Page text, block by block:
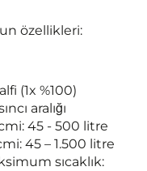
özellikleri:
(1x %100)
aralığı
45 - 500 litre
45 – 1.500 litre
sıcaklık: